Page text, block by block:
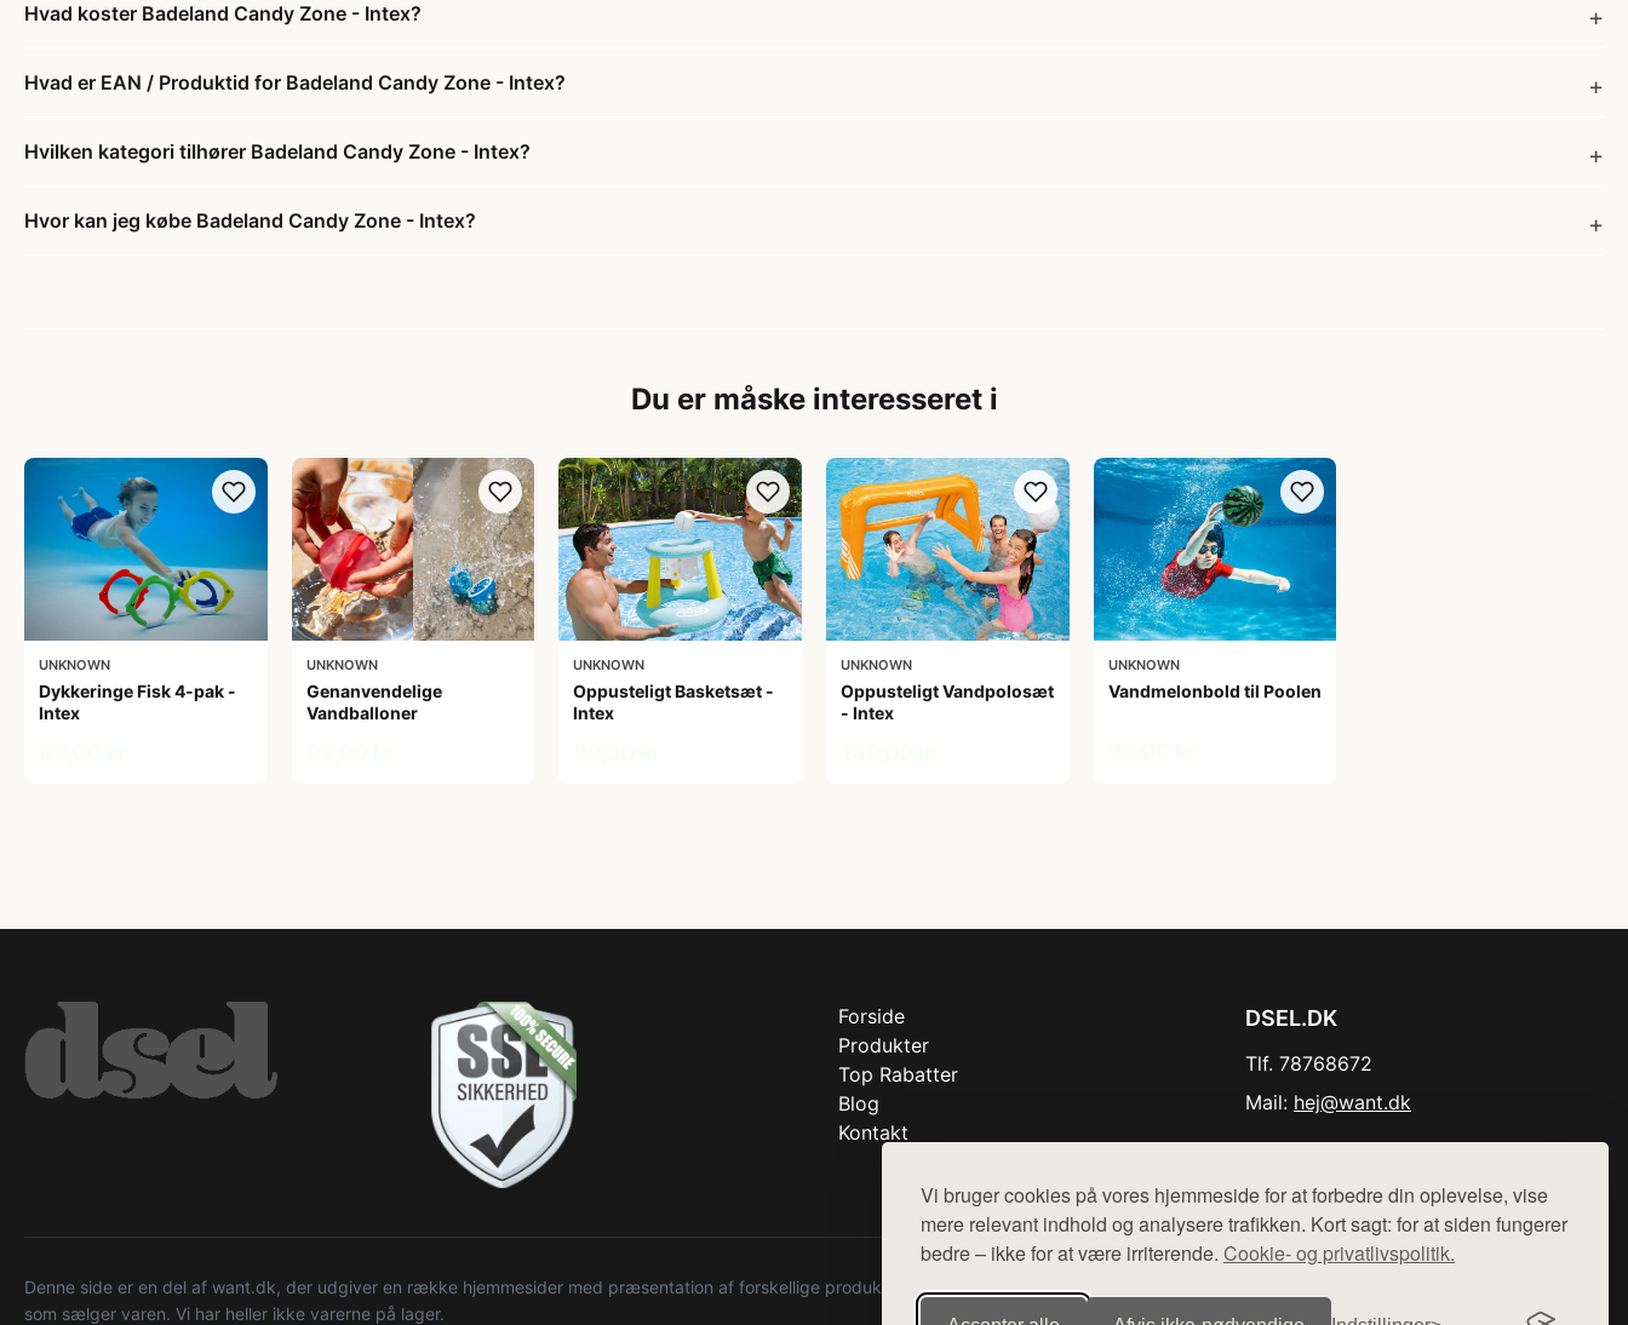
Vi bruger cookies på vores hjemmeside for at forbedre din oplevelse, vise
mere relevant indhold og analysere trafikken. Kort sagt: for at siden fungerer
bedre – ikke for at være irriterende. Cookie- og privatlivspolitik.
Hvad koster Badeland Candy Zone - Intex?
Hvad er EAN / Produktid for Badeland Candy Zone - Intex?
Hvilken kategori tilhører Badeland Candy Zone - Intex?
Hvor kan jeg købe Badeland Candy Zone - Intex?
Du er måske interesseret i
UNKNOWN
Dykkeringe Fisk 4-pak -
Intex
UNKNOWN
Genanvendelige
Vandballoner
UNKNOWN
Oppusteligt Basketsæt -
Intex
UNKNOWN
Oppusteligt Vandpolosæt
- Intex
UNKNOWN
Vandmelonbold til Poolen
Forside
Produkter
Top Rabatter
Blog
Kontakt
DSEL.DK
Tlf. 78768672
Mail: hej@want.dk
Denne side er en del af want.dk, der udgiver en række hjemmesider med præsentation af forskellige produkter fra diverse webshops. Der sælges ikke varer fra denne side - vi henviser til de shops,
som sælger varen. Vi har heller ikke varerne på lager.